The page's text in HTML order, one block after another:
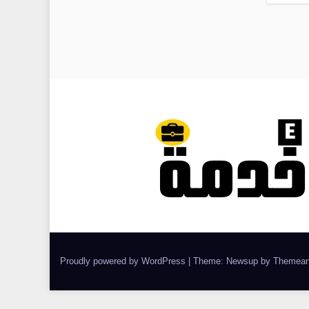
Proudly powered by WordPress Theme: Newsup by